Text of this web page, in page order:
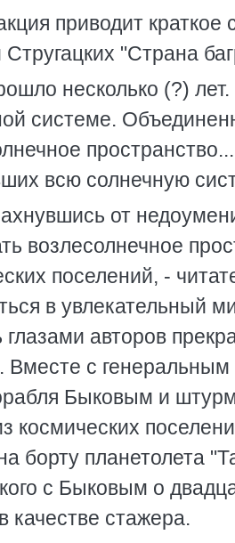
приводит
Стругацких "Страна
несколько (?)
системе.
всю солнечную
от
возлесолнечное
поселений, -
в увлекательный
глазами авторов
Вместе с
Быковым и
космических
борту планетолета
с Быковым о
качестве стажера.